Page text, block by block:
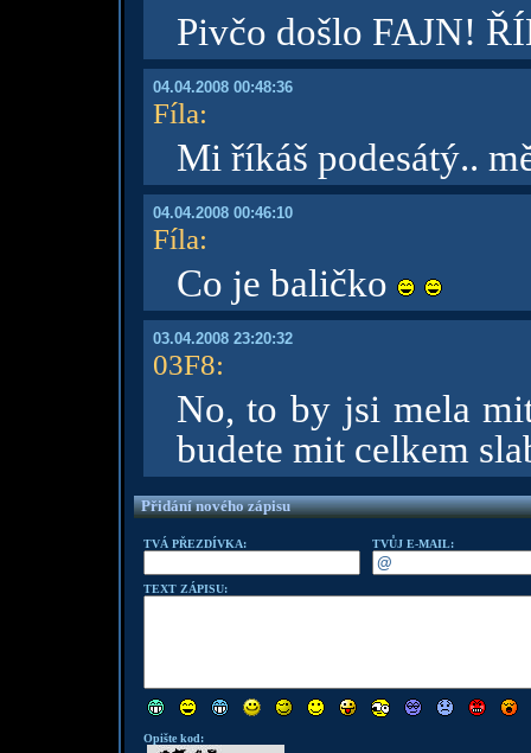
Pivčo došlo FAJN!
04.04.2008 00:48:36
Fíla:
Mi říkáš podesátý..
04.04.2008 00:46:10
Fíla:
Co je baličko
03.04.2008 23:20:32
03F8:
No, to by jsi mela
budete mit celkem
Přidání nového zápisu
TVÁ PŘEZDÍVKA: TVŮJ E-MAIL:
TEXT ZÁPISU:
Opište kod: